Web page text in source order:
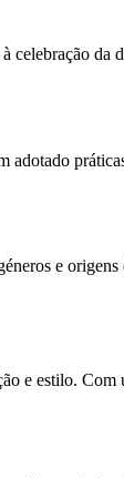
e
e estilo.